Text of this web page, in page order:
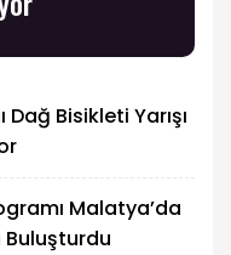
Bisikleti Yarışı
Malatya’da
Buluşturdu